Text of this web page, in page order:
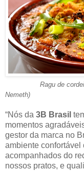
Ragu de cordeiro ao
Nemeth)
“Nós da 3B Brasil
momentos
gestor da marca no
ambiente
acompanhados do
nossos pratos, e